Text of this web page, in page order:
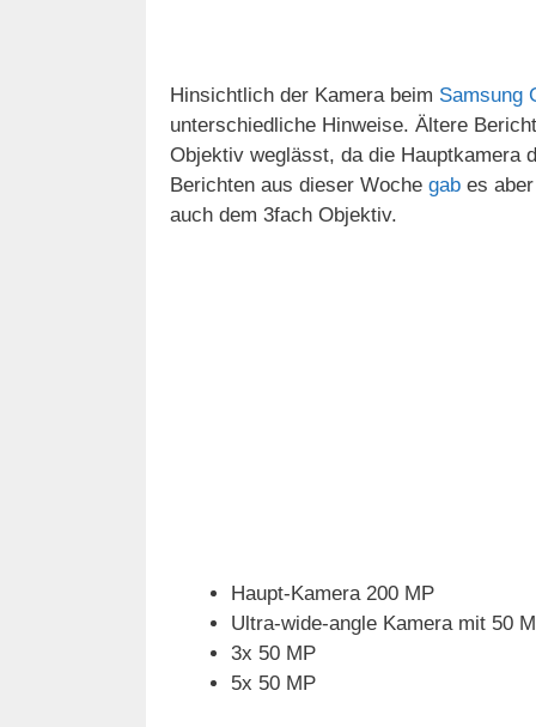
V
i
Hinsichtlich der Kamera beim Samsung
unterschiedliche Hinweise. Ältere
Objektiv weglässt, da die Hauptkamera
Berichten aus dieser Woche gab es
auch dem 3fach Objektiv.
Haupt-Kamera 200 MP
Ultra-wide-angle Kamera mit 50
3x 50 MP
5x 50 MP